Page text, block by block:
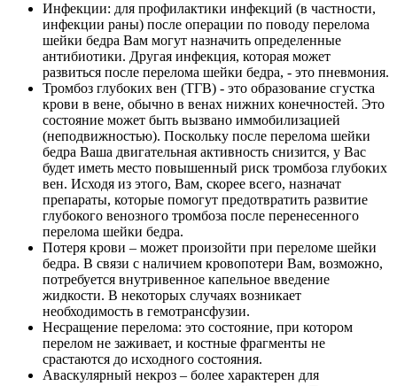
Инфекции: для профилактики инфекций (в частности,
инфекции раны) после операции по поводу перелома
шейки бедра Вам могут назначить определенные
антибиотики. Другая инфекция, которая может
развиться после перелома шейки бедра, - это пневмония.
Тромбоз глубоких вен (ТГВ) - это образование сгустка
крови в вене, обычно в венах нижних конечностей. Это
состояние может быть вызвано иммобилизацией
(неподвижностью). Поскольку после перелома шейки
бедра Ваша двигательная активность снизится, у Вас
будет иметь место повышенный риск тромбоза глубоких
вен. Исходя из этого, Вам, скорее всего, назначат
препараты, которые помогут предотвратить развитие
глубокого венозного тромбоза после перенесенного
перелома шейки бедра.
Потеря крови – может произойти при переломе шейки
бедра. В связи с наличием кровопотери Вам, возможно,
потребуется внутривенное капельное введение
жидкости. В некоторых случаях возникает
необходимость в гемотрансфузии.
Несращение перелома: это состояние, при котором
перелом не заживает, и костные фрагменты не
срастаются до исходного состояния.
Аваскулярный некроз – более характерен для